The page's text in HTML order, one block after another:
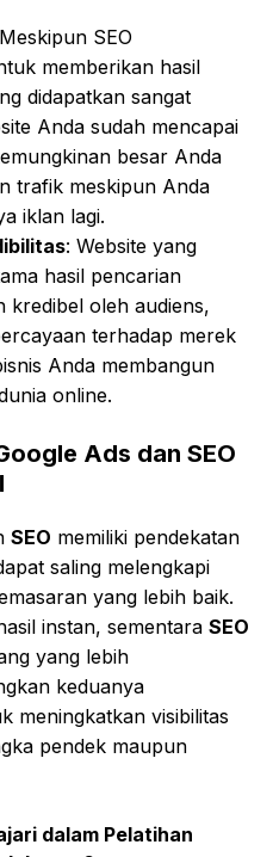
SEO
memberikan hasil
didapatkan sangat
Anda sudah mencapai
besar Anda
trafik meskipun Anda
iklan lagi.
: Website yang
hasil pencarian
kredibel oleh audiens,
terhadap merek
Anda membangun
online.
Ads dan SEO
SEO memiliki pendekatan
saling melengkapi
yang lebih baik.
instan, sementara SEO
yang lebih
keduanya
meningkatkan visibilitas
pendek maupun
dalam Pelatihan